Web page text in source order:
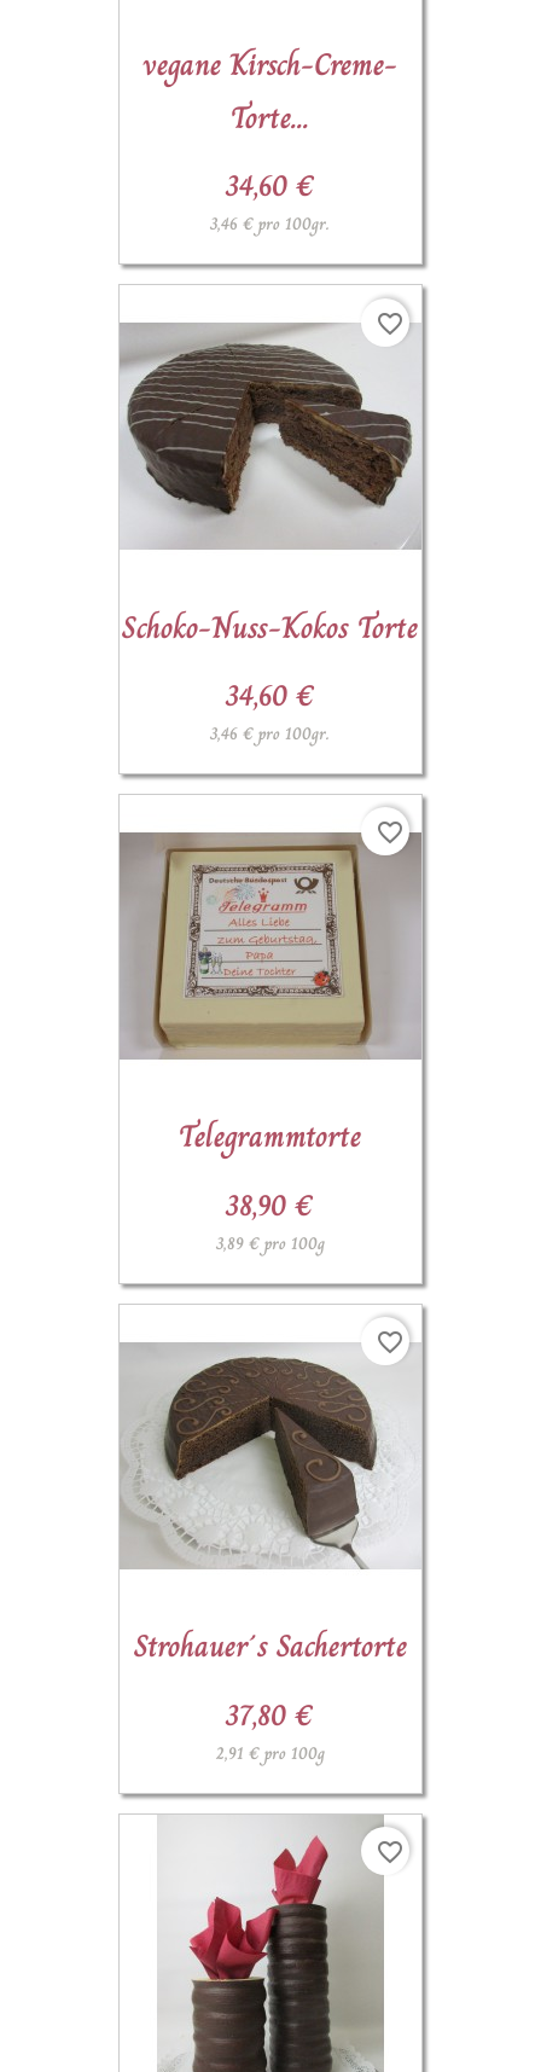
vegane Kirsch-Creme-
Torte...
34,60 €
3,46 € pro 100gr.
Schoko-Nuss-Kokos Torte
34,60 €
3,46 € pro 100gr.
favorite_border
Telegrammtorte
38,90 €
3,89 € pro 100g
favorite_border
Strohauer´s Sachertorte
37,80 €
2,91 € pro 100g
favorite_border
favorite_border